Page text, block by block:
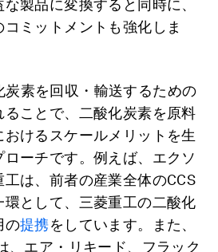
製品に変換すると同時に、
ミットメントも強化しま
炭素を回収・輸送するための
ることで、二酸化炭素を原料
けるスケールメリットを生
ーチです。例えば、エクソ
は、前者の産業全体のCCS
環として、三菱重工の二酸化
の提携をしています。また、
、エア・リキード、フラック